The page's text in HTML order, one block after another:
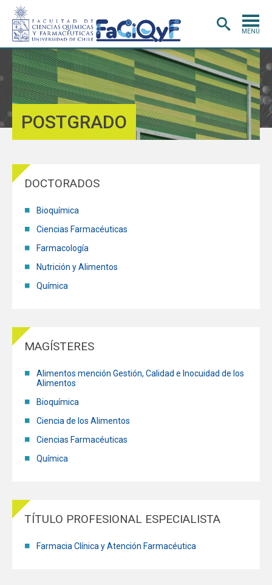
MENÚ
PORTADA
ADMISIÓN
CARRERAS
POSTGRADO
Estudiantes
POSTGRADO
DOCTORADOS
Bioquímica
Ciencias Farmacéuticas
Farmacología
Nutrición y Alimentos
Química
MAGÍSTERES
Alimentos mención Gestión, Calidad e Inocuidad de los
Alimentos
Bioquímica
Ciencia de los Alimentos
Ciencias Farmacéuticas
Química
TÍTULO PROFESIONAL ESPECIALISTA
Farmacia Clínica y Atención Farmacéutica